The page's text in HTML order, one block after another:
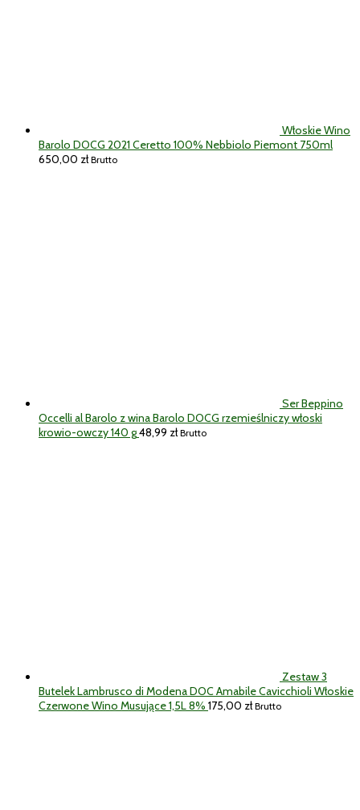
Włoskie Wino
Barolo DOCG 2021 Ceretto 100% Nebbiolo Piemont 750ml
650,00 zł Brutto
Ser Beppino
Occelli al Barolo z wina Barolo DOCG rzemieślniczy włoski
krowio-owczy 140 g48,99 zł Brutto
Zestaw 3
Butelek Lambrusco di Modena DOC Amabile Cavicchioli Włoskie
Czerwone Wino Musujące 1,5L 8% 175,00 zł Brutto